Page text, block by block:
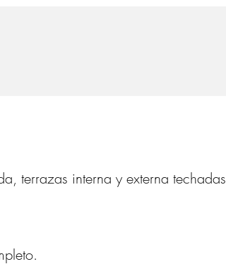
terrazas interna y externa techadas